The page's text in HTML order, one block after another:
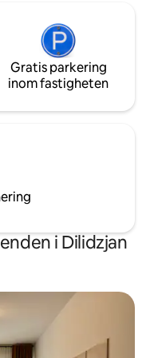
Gratis parkering
inom fastigheten
i Dilidzjan